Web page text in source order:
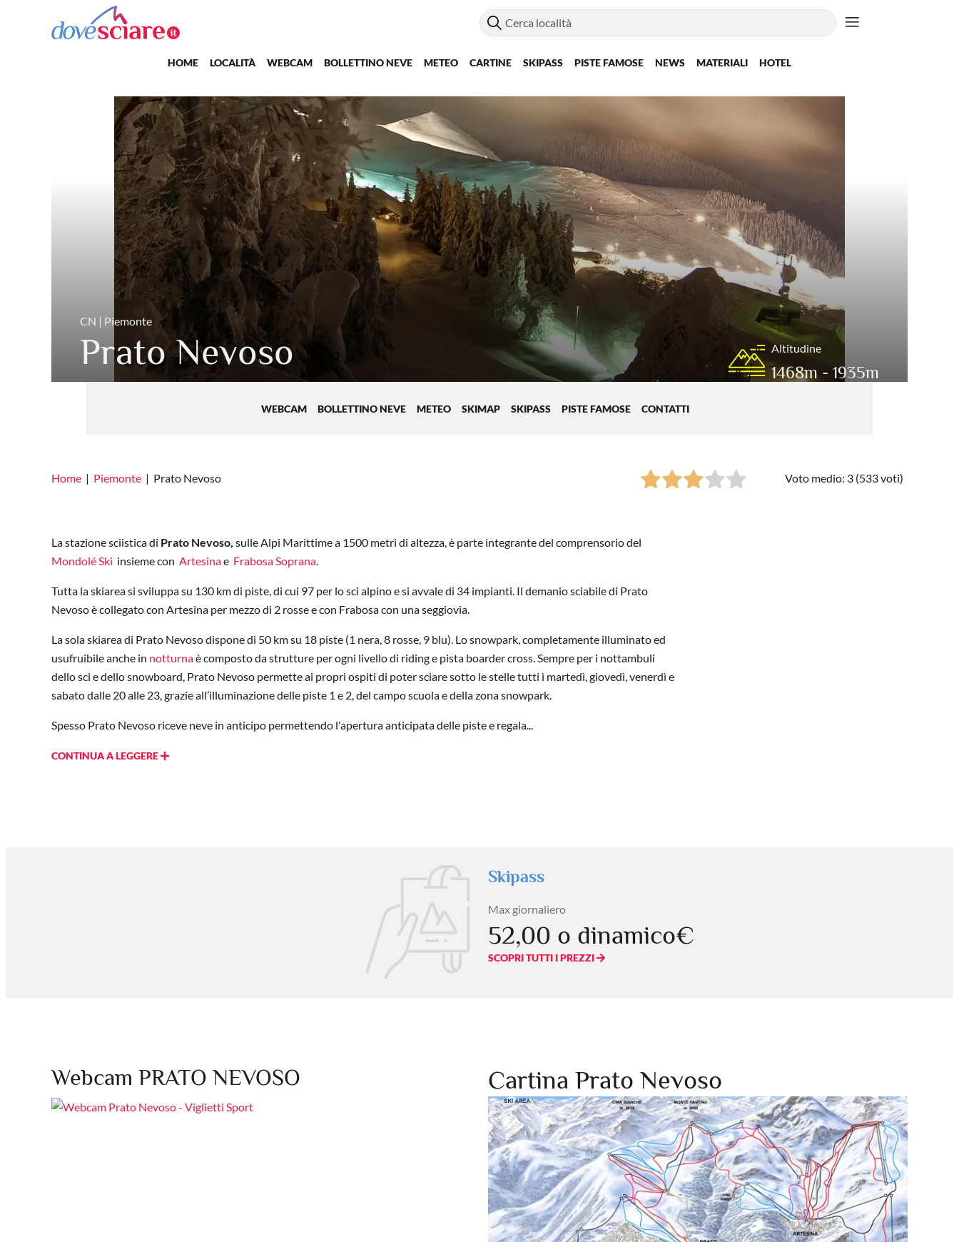
Salta al contenuto principale
Main navigation
HOME LOCALITÀ WEBCAM BOLLETTINO NEVE METEO CARTINE SKIPASS PISTE FAMOSE NEWS MATERIALI HOTEL
CN | Piemonte
Prato Nevoso Altitudine
1468m - 1935m
WEBCAM BOLLETTINO NEVE METEO SKIMAP SKIPASS PISTE FAMOSE CONTATTI
Home Piemonte Prato Nevoso Voto medio: 3 (533voti)
La stazione sciistica di Prato Nevoso, sulle Alpi Marittime a 1500 metri di altezza, è parte integrante del comprensorio del
Mondolé Ski insieme con Artesinae Frabosa Soprana.
Tutta la skiarea si sviluppa su 130 km di piste, di cui 97 per lo sci alpino e si avvale di 34 impianti. Il demanio sciabile di Prato
Nevoso è collegato con Artesina per mezzo di 2 rosse e con Frabosa con una seggiovia.
La sola skiarea di Prato Nevoso dispone di 50 km su 18 piste (1 nera, 8 rosse, 9 blu). Lo snowpark, completamente illuminato ed
usufruibile anche in notturnaè composto da strutture per ogni livello di riding e pista boarder cross. Sempre per i nottambuli
dello sci e dello snowboard, Prato Nevoso permette ai propri ospiti di poter sciare sotto le stelle tutti i martedì, giovedì, venerdì e
sabato dalle 20 alle 23, grazie all’illuminazione delle piste 1 e 2, del campo scuola e della zona snowpark.
Spesso Prato Nevoso riceve neve in anticipo permettendo l'apertura anticipata delle piste e regala...
CONTINUA A LEGGERE
Skipass
Max giornaliero
52,00 o dinamico€
SCOPRI TUTTI I PREZZI
Webcam PRATO NEVOSO Cartina Prato Nevoso